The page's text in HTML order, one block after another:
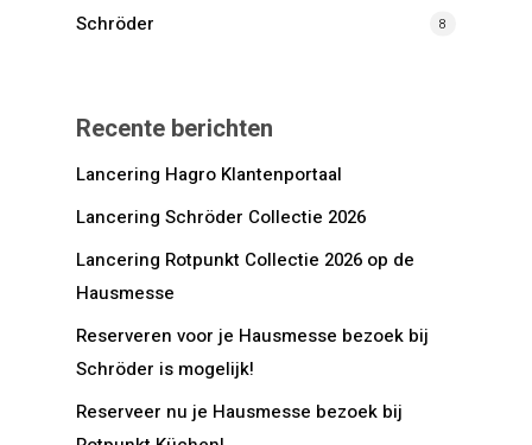
Schröder 8
Recente berichten
Lancering Hagro Klantenportaal
Lancering Schröder Collectie 2026
Lancering Rotpunkt Collectie 2026 op de
Hausmesse
Reserveren voor je Hausmesse bezoek bij
Schröder is mogelijk!
Reserveer nu je Hausmesse bezoek bij